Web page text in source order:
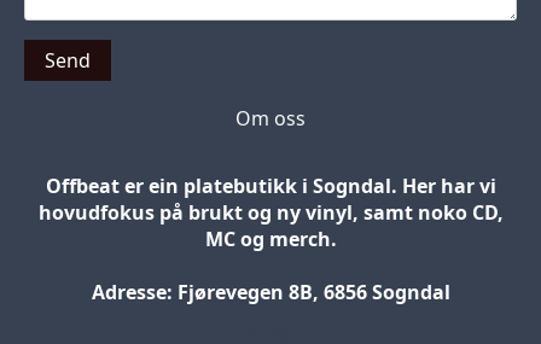
Send
Om oss
Offbeat er ein platebutikk i Sogndal. Her har vi
hovudfokus på brukt og ny vinyl, samt noko CD,
MC og merch.
Adresse: Fjørevegen 8B, 6856 Sogndal